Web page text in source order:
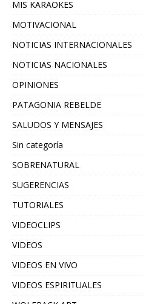
MIS KARAOKES
MOTIVACIONAL
NOTICIAS INTERNACIONALES
NOTICIAS NACIONALES
OPINIONES
PATAGONIA REBELDE
SALUDOS Y MENSAJES
Sin categoría
SOBRENATURAL
SUGERENCIAS
TUTORIALES
VIDEOCLIPS
VIDEOS
VIDEOS EN VIVO
VIDEOS ESPIRITUALES